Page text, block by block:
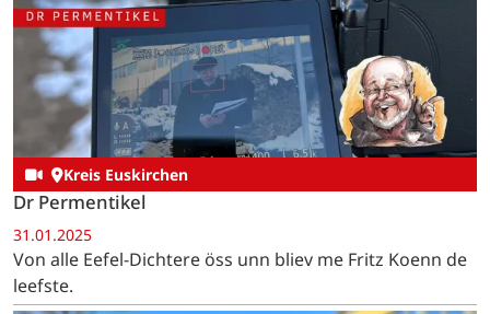
Kreis Euskirchen
Dr Permentikel
31.01.2025
Von alle Eefel-Dichtere öss unn bliev me Fritz Koenn de
leefste.